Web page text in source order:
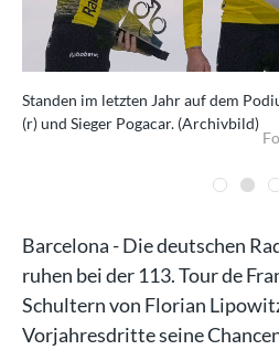
Standen im letzten Jahr auf dem
(r) und Sieger Pogacar. (Archivbild)
Barcelona - Die deutschen
ruhen bei der 113. Tour de
Schultern von Florian
Vorjahresdritte seine